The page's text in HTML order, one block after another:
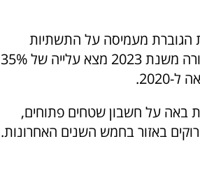
הגוברת מעמיסה על התשתיות
הקיימות, ובמיוחד על מערכת התחבורה. סקר תחבורה משנת 2023 מצא עלייה של 35%
באה על חשבון שטחים פתוחים,